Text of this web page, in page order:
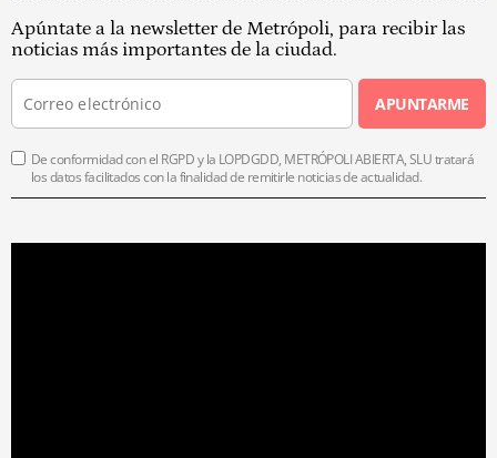
Apúntate a la newsletter de Metrópoli, para recibir las
noticias más importantes de la ciudad.
APUNTARME
De conformidad con el RGPD y la LOPDGDD, METRÓPOLI ABIERTA, SLU tratará
los datos facilitados con la finalidad de remitirle noticias de actualidad.